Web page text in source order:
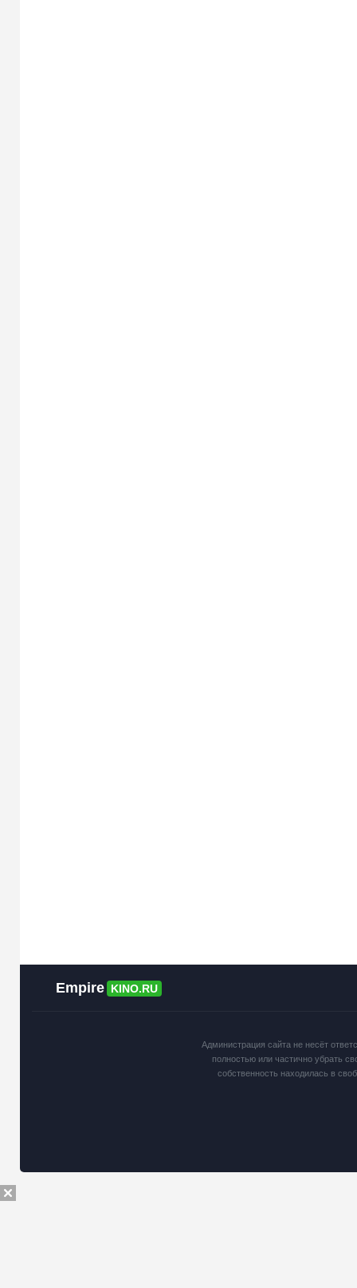
Empire KINO.RU
Администрация сайта не несёт
полностью или частично убрать
собственность находилась в